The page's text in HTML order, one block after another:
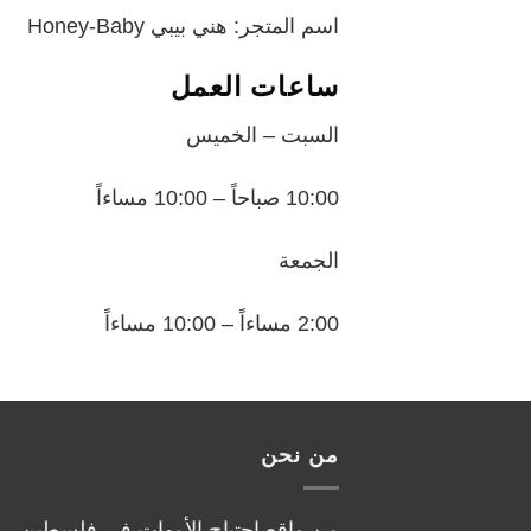
اسم المتجر: هني بيبي Honey-Baby
ساعات العمل
السبت – الخميس
10:00 صباحاً – 10:00 مساءاً
الجمعة
2:00 مساءاً – 10:00 مساءاً
من نحن